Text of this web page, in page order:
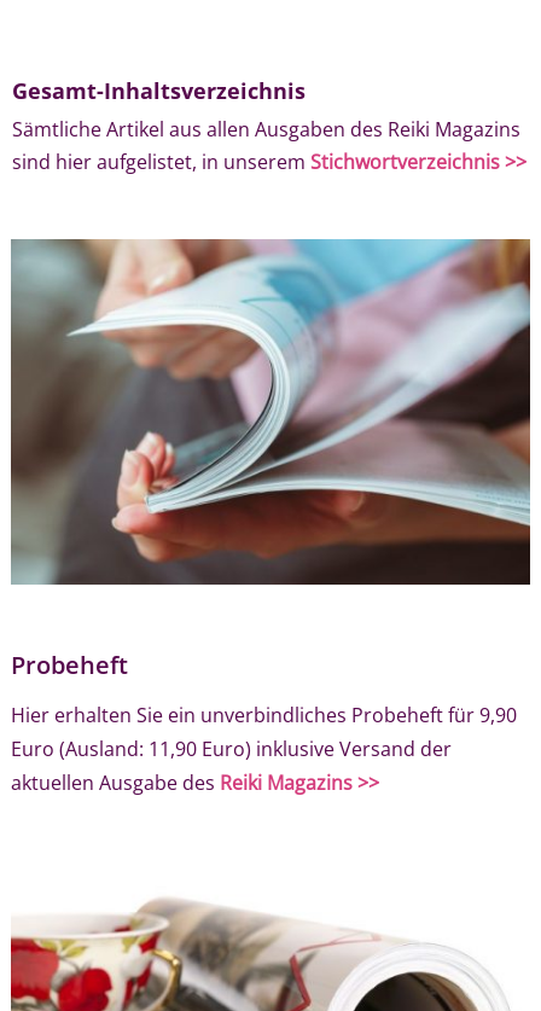
Gesamt-Inhaltsverzeichnis
Sämtliche Artikel aus allen Ausgaben des Reiki Magazins
sind hier aufgelistet, in unserem Stichwortverzeichnis >>
Probeheft
Hier erhalten Sie ein unverbindliches Probeheft für 9,90
Euro (Ausland: 11,90 Euro) inklusive Versand der
aktuellen Ausgabe des Reiki Magazins >>